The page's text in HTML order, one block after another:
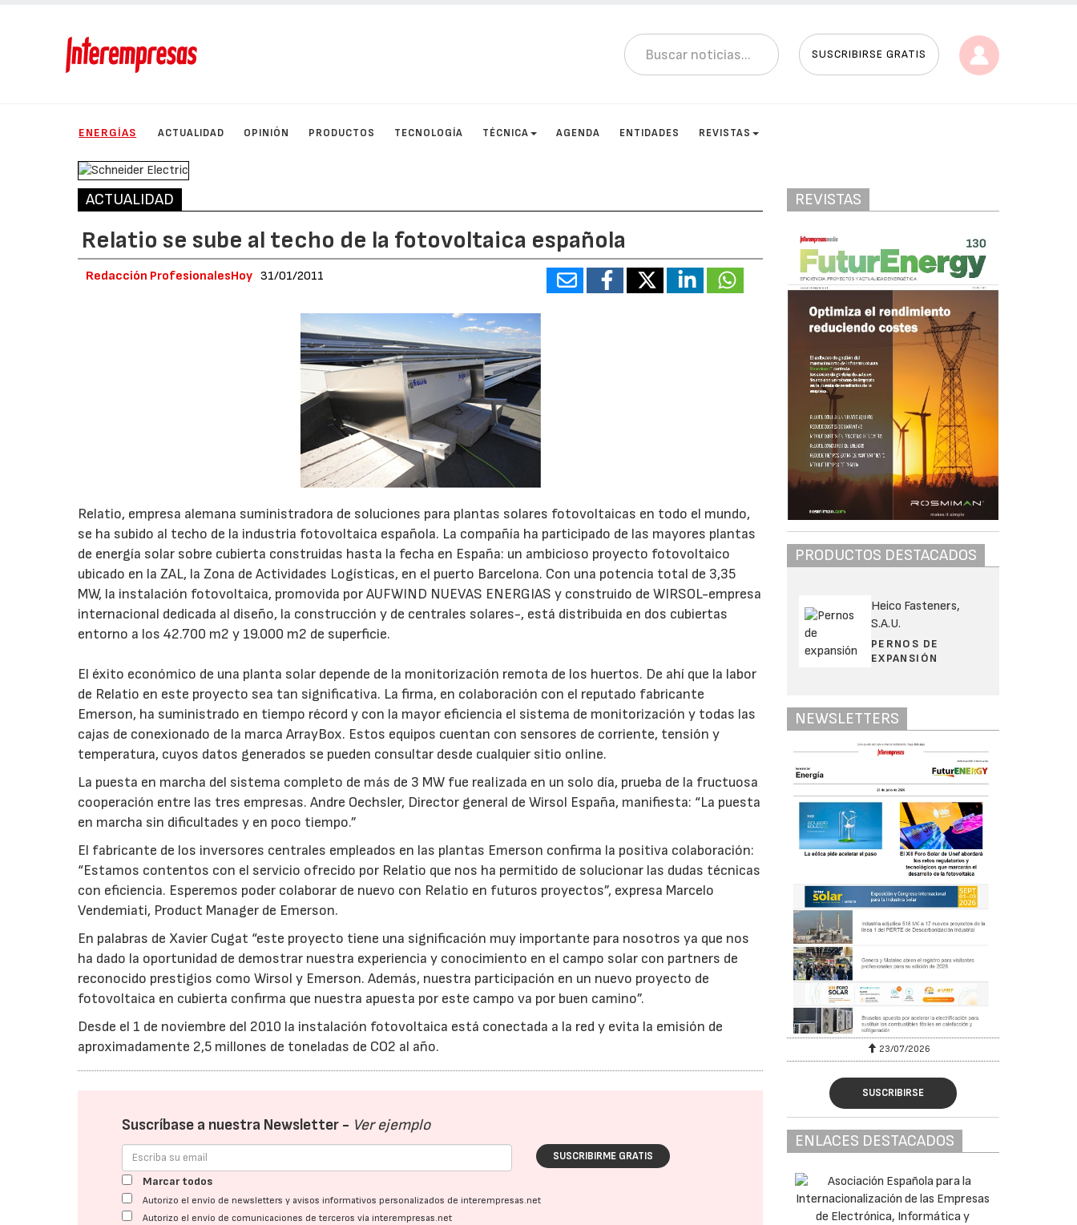
SUSCRIBIRSE GRATIS
ENERGÍAS ACTUALIDAD OPINIÓN PRODUCTOS TECNOLOGÍA TÉCNICA AGENDA ENTIDADES REVISTAS
ACTUALIDAD
Relatio se sube al techo de la fotovoltaica española
Redacción ProfesionalesHoy 31/01/2011
Relatio, empresa alemana suministradora de soluciones para plantas solares fotovoltaicas en todo el mundo,
se ha subido al techo de la industria fotovoltaica española. La compañía ha participado de las mayores plantas
de energía solar sobre cubierta construidas hasta la fecha en España: un ambicioso proyecto fotovoltaico
ubicado en la ZAL, la Zona de Actividades Logísticas, en el puerto Barcelona. Con una potencia total de 3,35
MW, la instalación fotovoltaica, promovida por AUFWIND NUEVAS ENERGIAS y construido de WIRSOL-empresa
internacional dedicada al diseño, la construcción y de centrales solares-, está distribuida en dos cubiertas
entorno a los 42.700 m2 y 19.000 m2 de superficie.
El éxito económico de una planta solar depende de la monitorización remota de los huertos. De ahí que la labor
de Relatio en este proyecto sea tan significativa. La firma, en colaboración con el reputado fabricante
Emerson, ha suministrado en tiempo récord y con la mayor eficiencia el sistema de monitorización y todas las
cajas de conexionado de la marca ArrayBox. Estos equipos cuentan con sensores de corriente, tensión y
temperatura, cuyos datos generados se pueden consultar desde cualquier sitio online.
La puesta en marcha del sistema completo de más de 3 MW fue realizada en un solo día, prueba de la fructuosa
cooperación entre las tres empresas. Andre Oechsler, Director general de Wirsol España, manifiesta: “La puesta
en marcha sin dificultades y en poco tiempo.”
El fabricante de los inversores centrales empleados en las plantas Emerson confirma la positiva colaboración:
“Estamos contentos con el servicio ofrecido por Relatio que nos ha permitido de solucionar las dudas técnicas
con eficiencia. Esperemos poder colaborar de nuevo con Relatio en futuros proyectos”, expresa Marcelo
Vendemiati, Product Manager de Emerson.
En palabras de Xavier Cugat “este proyecto tiene una significación muy importante para nosotros ya que nos
ha dado la oportunidad de demostrar nuestra experiencia y conocimiento en el campo solar con partners de
reconocido prestigios como Wirsol y Emerson. Además, nuestra participación en un nuevo proyecto de
fotovoltaica en cubierta confirma que nuestra apuesta por este campo va por buen camino”.
Desde el 1 de noviembre del 2010 la instalación fotovoltaica está conectada a la red y evita la emisión de
aproximadamente 2,5 millones de toneladas de CO2 al año.
Suscríbase a nuestra Newsletter - Ver ejemplo
SUSCRIBIRME GRATIS
Marcar todos
Autorizo el envío de newsletters y avisos informativos personalizados de interempresas.net
Autorizo el envío de comunicaciones de terceros vía interempresas.net
REVISTAS
PRODUCTOS DESTACADOS
Heico Fasteners,
S.A.U.
PERNOS DE
EXPANSIÓN
NEWSLETTERS
23/07/2026
SUSCRIBIRSE
ENLACES DESTACADOS